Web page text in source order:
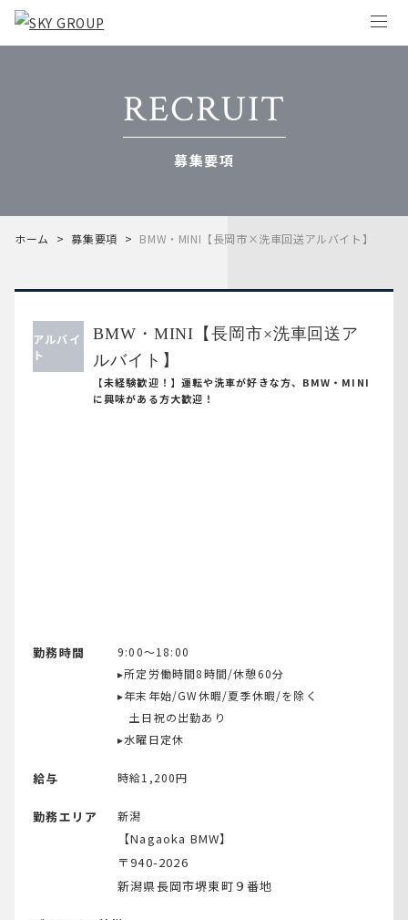
RECRUIT
募集要項
ホーム > 募集要項 > BMW・MINI【長岡市×洗車回送アルバイト】
アルバイ
ト
BMW・MINI【長岡市×洗車回送ア
ルバイト】
【未経験歓迎！】運転や洗車が好きな方、BMW・MINI
に興味がある方大歓迎！
勤務時間
9:00～18:00
▸所定労働時間8時間/休憩60分
▸年末年始/GW休暇/夏季休暇/を除く
土日祝の出勤あり
▸水曜日定休
給与 時給1,200円
勤務エリア 新潟
【Nagaoka BMW】
〒940-2026
新潟県長岡市堺東町９番地